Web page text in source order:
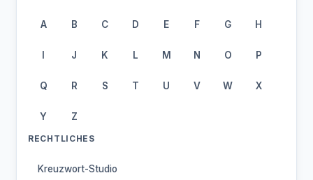
A B C D E F G H
I J K L M N O P
Q R S T U V W X
Y Z
RECHTLICHES
Kreuzwort-Studio